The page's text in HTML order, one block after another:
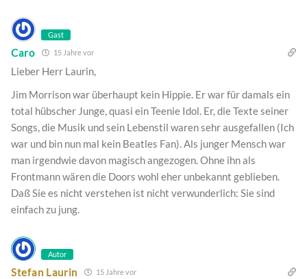
Gast
Caro 15 Jahre vor
Lieber Herr Laurin,
Jim Morrison war überhaupt kein Hippie. Er war für damals ein
total hübscher Junge, quasi ein Teenie Idol. Er, die Texte seiner
Songs, die Musik und sein Lebenstil waren sehr ausgefallen (Ich
war und bin nun mal kein Beatles Fan). Als junger Mensch war
man irgendwie davon magisch angezogen. Ohne ihn als
Frontmann wären die Doors wohl eher unbekannt geblieben.
Daß Sie es nicht verstehen ist nicht verwunderlich: Sie sind
einfach zu jung.
Autor
Stefan Laurin 15 Jahre vor